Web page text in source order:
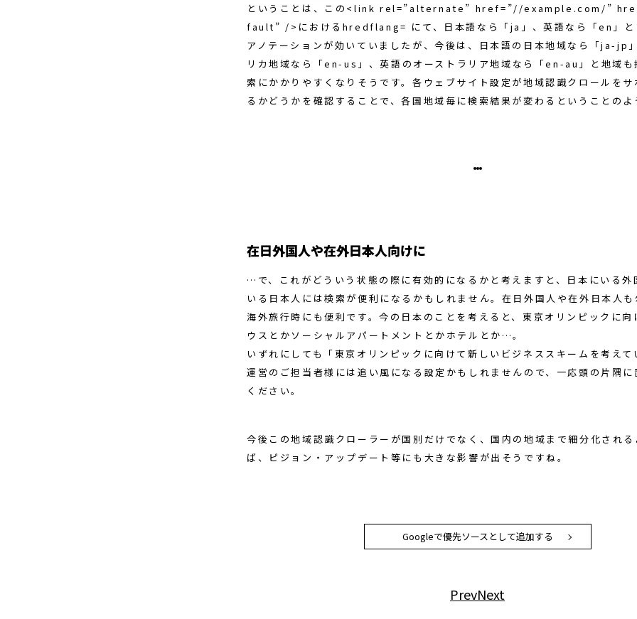
ということは、この<link rel=”alternate” href=”//example.com/”
fault” />におけるhredflang= にて、日本語なら「ja」、英語なら「en」と
アノテーションが効いていましたが、今後は、日本語の日本地域なら「ja-jp
リカ地域なら「en-us」、英語のオーストラリア地域なら「en-au」と地域も
索にかかりやすくなりそうです。各ウェブサイト設定が地域認識クロールをサ
るかどうかを確認することで、各国地域毎に検索結果が変わるということのよ
在日外国人や在外日本人向けに
…で、これがどういう状態の際に有効的になるかと考えますと、日本にいる外
いる日本人には検索が便利になるかもしれません。在日外国人や在外日本人も
海外旅行時にも便利です。今の日本のことを考えると、東京オリンピックに向
ウスとかソーシャルアパートメントとかホテルとか…。
いずれにしても「東京オリンピックに向けて新しいビジネススキームを考えて
運営のご担当者様には追い風になる設定かもしれませんので、一応頭の片隅に
ください。
今後この地域認識クローラーが国別だけでなく、国内の地域まで細分化される
ば、ピジョン・アップデート等にも大きな影響が出そうですね。
Googleで優先ソースとして追加する
PrevNext